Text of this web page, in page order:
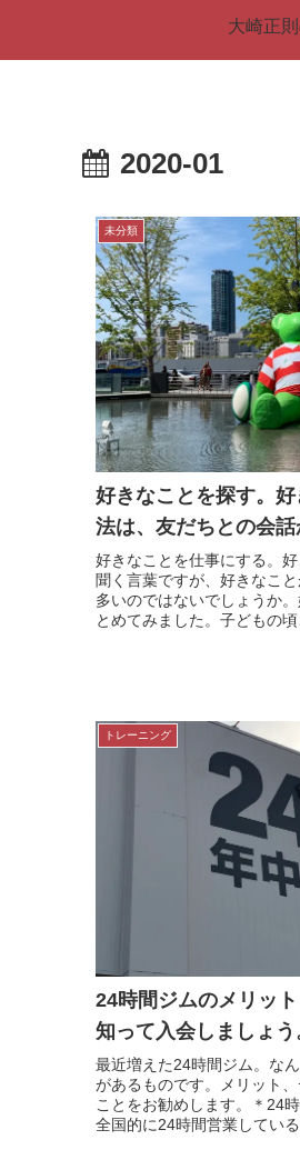
大崎正
2020-01
未分類
好きなことを探す。
法は、友だちとの会話
好きなことを仕事にする。
聞く言葉ですが、好きなこ
多いのではないでしょうか
とめてみました。子どもの
トレーニング
24時間ジムのメリッ
知って入会しましょう
最近増えた24時間ジム。な
があるものです。メリット
ことをお勧めします。＊24
全国的に24時間営業してい